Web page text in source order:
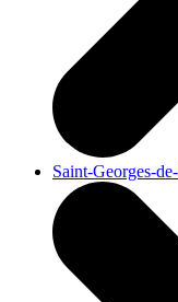
Saint-Georges-